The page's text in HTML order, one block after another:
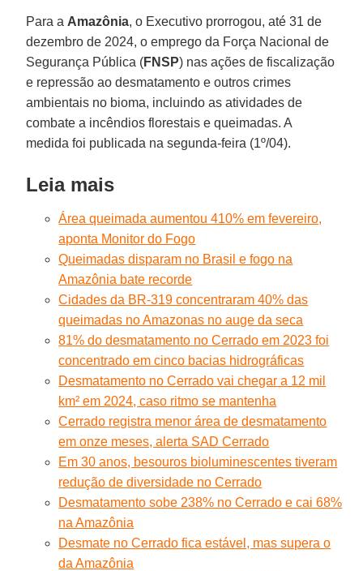
Para a Amazônia, o Executivo prorrogou, até 31 de
dezembro de 2024, o emprego da Força Nacional de
Segurança Pública (FNSP) nas ações de fiscalização
e repressão ao desmatamento e outros crimes
ambientais no bioma, incluindo as atividades de
combate a incêndios florestais e queimadas. A
medida foi publicada na segunda-feira (1º/04).
Leia mais
Área queimada aumentou 410% em fevereiro,
aponta Monitor do Fogo
Queimadas disparam no Brasil e fogo na
Amazônia bate recorde
Cidades da BR-319 concentraram 40% das
queimadas no Amazonas no auge da seca
81% do desmatamento no Cerrado em 2023 foi
concentrado em cinco bacias hidrográficas
Desmatamento no Cerrado vai chegar a 12 mil
km² em 2024, caso ritmo se mantenha
Cerrado registra menor área de desmatamento
em onze meses, alerta SAD Cerrado
Em 30 anos, besouros bioluminescentes tiveram
redução de diversidade no Cerrado
Desmatamento sobe 238% no Cerrado e cai 68%
na Amazônia
Desmate no Cerrado fica estável, mas supera o
da Amazônia